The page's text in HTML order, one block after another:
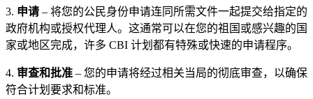
3. 申请 – 将您的公民身份申请连同所需文件一起提交给指定的
政府机构或授权代理人。这通常可以在您的祖国或感兴趣的国
家或地区完成，许多 CBI 计划都有特殊或快速的申请程序。
4. 审查和批准 – 您的申请将经过相关当局的彻底审查，以确保
符合计划要求和标准。